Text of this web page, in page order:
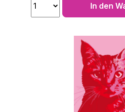
In den